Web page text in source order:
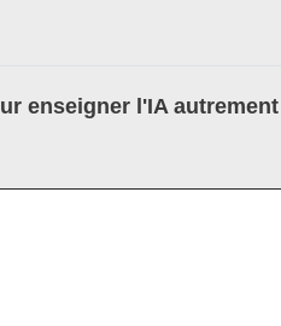
enseigner l'IA autrement